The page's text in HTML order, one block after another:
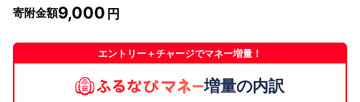
寄附金額9,000
エントリー＋チャージでマネー増量！
増量の内訳